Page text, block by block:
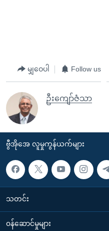
မျှဝေပါ Follow us
ဦးကျော်ဇံသာ
ဗွီအိုအေ လူမှုကွန်ယက်များ
သတင်း
၀န်ဆောင်မှုများ